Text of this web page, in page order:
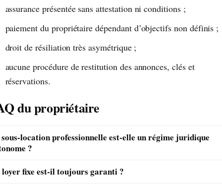
assurance présentée sans attestation ni conditions ;
paiement du propriétaire dépendant d’objectifs non définis ;
droit de résiliation très asymétrique ;
aucune procédure de restitution des annonces, clés et
réservations.
du propriétaire
location professionnelle est-elle un régime juridique
?
loyer fixe est-il toujours garanti ?